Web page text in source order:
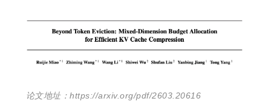
论文地址：https://arxiv.org/pdf/2603.20616